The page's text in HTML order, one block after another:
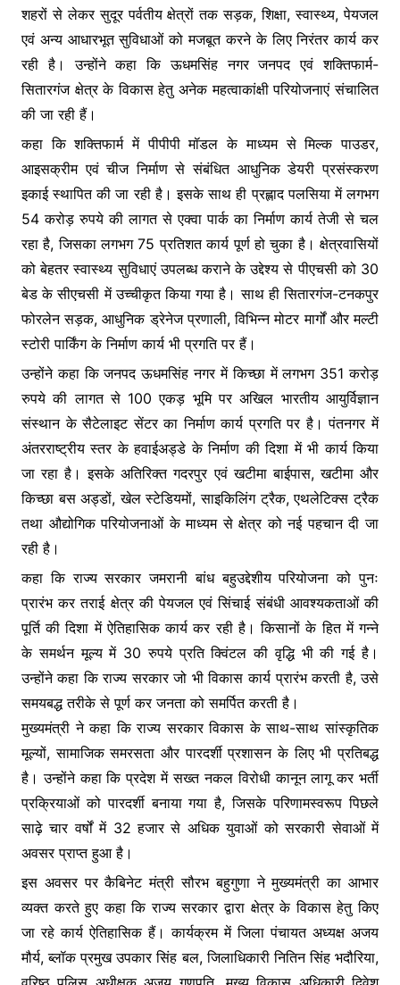
शहरों से लेकर सुदूर पर्वतीय क्षेत्रों तक सड़क, शिक्षा, स्वास्थ्य, पेयजल
एवं अन्य आधारभूत सुविधाओं को मजबूत करने के लिए निरंतर कार्य कर
रही है। उन्होंने कहा कि ऊधमसिंह नगर जनपद एवं शक्तिफार्म-
सितारगंज क्षेत्र के विकास हेतु अनेक महत्वाकांक्षी परियोजनाएं संचालित
की जा रही हैं।
कहा कि शक्तिफार्म में पीपीपी मॉडल के माध्यम से मिल्क पाउडर,
आइसक्रीम एवं चीज निर्माण से संबंधित आधुनिक डेयरी प्रसंस्करण
इकाई स्थापित की जा रही है। इसके साथ ही प्रह्लाद पलसिया में लगभग
54 करोड़ रुपये की लागत से एक्वा पार्क का निर्माण कार्य तेजी से चल
रहा है, जिसका लगभग 75 प्रतिशत कार्य पूर्ण हो चुका है। क्षेत्रवासियों
को बेहतर स्वास्थ्य सुविधाएं उपलब्ध कराने के उद्देश्य से पीएचसी को 30
बेड के सीएचसी में उच्चीकृत किया गया है। साथ ही सितारगंज-टनकपुर
फोरलेन सड़क, आधुनिक ड्रेनेज प्रणाली, विभिन्न मोटर मार्गों और मल्टी
स्टोरी पार्किंग के निर्माण कार्य भी प्रगति पर हैं।
उन्होंने कहा कि जनपद ऊधमसिंह नगर में किच्छा में लगभग 351 करोड़
रुपये की लागत से 100 एकड़ भूमि पर अखिल भारतीय आयुर्विज्ञान
संस्थान के सैटेलाइट सेंटर का निर्माण कार्य प्रगति पर है। पंतनगर में
अंतरराष्ट्रीय स्तर के हवाईअड्डे के निर्माण की दिशा में भी कार्य किया
जा रहा है। इसके अतिरिक्त गदरपुर एवं खटीमा बाईपास, खटीमा और
किच्छा बस अड्डों, खेल स्टेडियमों, साइकिलिंग ट्रैक, एथलेटिक्स ट्रैक
तथा औद्योगिक परियोजनाओं के माध्यम से क्षेत्र को नई पहचान दी जा
रही है।
कहा कि राज्य सरकार जमरानी बांध बहुउद्देशीय परियोजना को पुनः
प्रारंभ कर तराई क्षेत्र की पेयजल एवं सिंचाई संबंधी आवश्यकताओं की
पूर्ति की दिशा में ऐतिहासिक कार्य कर रही है। किसानों के हित में गन्ने
के समर्थन मूल्य में 30 रुपये प्रति क्विंटल की वृद्धि भी की गई है।
उन्होंने कहा कि राज्य सरकार जो भी विकास कार्य प्रारंभ करती है, उसे
समयबद्ध तरीके से पूर्ण कर जनता को समर्पित करती है।
मुख्यमंत्री ने कहा कि राज्य सरकार विकास के साथ-साथ सांस्कृतिक
मूल्यों, सामाजिक समरसता और पारदर्शी प्रशासन के लिए भी प्रतिबद्ध
है। उन्होंने कहा कि प्रदेश में सख्त नकल विरोधी कानून लागू कर भर्ती
प्रक्रियाओं को पारदर्शी बनाया गया है, जिसके परिणामस्वरूप पिछले
साढ़े चार वर्षों में 32 हजार से अधिक युवाओं को सरकारी सेवाओं में
अवसर प्राप्त हुआ है।
इस अवसर पर कैबिनेट मंत्री सौरभ बहुगुणा ने मुख्यमंत्री का आभार
व्यक्त करते हुए कहा कि राज्य सरकार द्वारा क्षेत्र के विकास हेतु किए
जा रहे कार्य ऐतिहासिक हैं। कार्यक्रम में जिला पंचायत अध्यक्ष अजय
मौर्य, ब्लॉक प्रमुख उपकार सिंह बल, जिलाधिकारी नितिन सिंह भदौरिया,